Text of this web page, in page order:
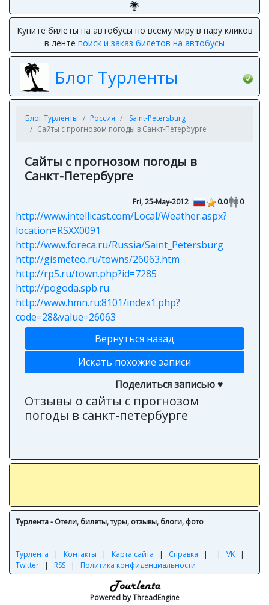
Купите билеты на автобусы по всему миру в пару кликов
в ленте поиск и заказ билетов на автобусы
Блог Турленты
Блог Турленты Россия
Saint-Petersburg
Сайты с прогнозом погоды в Санкт-Петербурге
Сайты с прогнозом погоды в
Санкт-Петербурге
Fri, 25-May-2012 0.0 0
http://www.intellicast.com/Local/Weather.aspx?
location=RSXX0091
http://www.foreca.ru/Russia/Saint_Petersburg
http://gismeteo.ru/towns/26063.htm
http://rp5.ru/town.php?id=7285
http://pogoda.spb.ru
http://www.hmn.ru:8101/index1.php?
code=28&value=26063
Вернуться назад
Искать похожие записи
Поделиться записью ♥
Отзывы о сайты с прогнозом
погоды в санкт-петербурге
Турлента - Отели, билеты, туры, отзывы, блоги, фото
Турлента | Контакты | Карта сайта | Справка | | VK |
Twitter | RSS | Политика конфиденциальности
Powered by ThreadEngine